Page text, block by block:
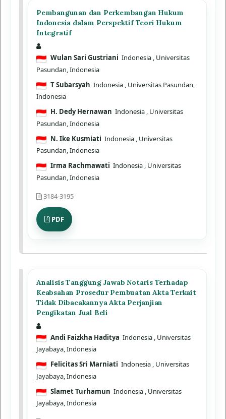
Pembangunan dan Perkembangan Hukum
Indonesia dalam Perspektif Teori Hukum
Integratif
Wulan Sari Gustriani Indonesia , Universitas
Pasundan, Indonesia
T Subarsyah Indonesia , Universitas Pasundan,
Indonesia
H. Dedy Hernawan Indonesia , Universitas
Pasundan, Indonesia
N. Ike Kusmiati Indonesia , Universitas
Pasundan, Indonesia
Irma Rachmawati Indonesia , Universitas
Pasundan, Indonesia
3184-3195
PDF
Analisis Tanggung Jawab Notaris Terhadap
Keabsahan Prosedur Pembuatan Akta Terkait
Tidak Dibacakannya Akta Perjanjian
Pengikatan Jual Beli
Andi Faizkha Haditya Indonesia , Universitas
Jayabaya, Indonesia
Felicitas Sri Marniati Indonesia , Universitas
Jayabaya, Indonesia
Slamet Turhamun Indonesia , Universitas
Jayabaya, Indonesia